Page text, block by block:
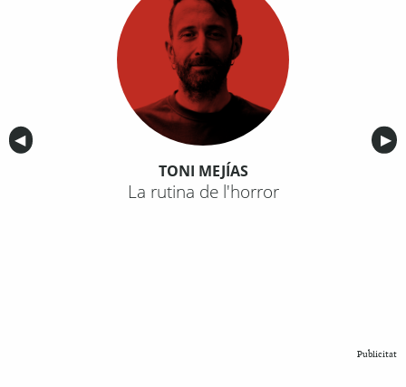
Anterior
◀︎ ▶︎
TONI MEJÍAS
La rutina de l'horror
Publicitat